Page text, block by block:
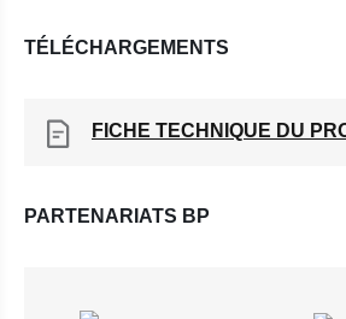
TÉLÉCHARGEMENTS
FICHE TECHNIQUE DU
PARTENARIATS BP